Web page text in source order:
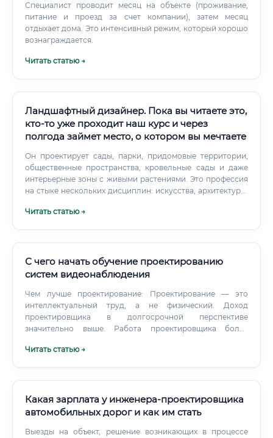
Специалист проводит месяц на объекте (проживание,
питание и проезд за счет компании), затем месяц
отдыхает дома. Это интенсивный режим, который хорошо
вознаграждается.
Читать статью →
Ландшафтный дизайнер. Пока вы читаете это,
кто-то уже проходит наш курс и через
полгода займет место, о котором вы мечтаете
Он проектирует сады, парки, придомовые территории,
общественные пространства, кровельные сады и даже
интерьерные зоны с живыми растениями. Это профессия
на стыке нескольких дисциплин: искусства, архитектуры,
одновременно обладать художественным вкусом, знать
Читать статью →
С чего начать обучение проектированию
систем видеонаблюдения
Чем лучше проектирование: Проектирование — это
интеллектуальный труд, а не физический. Доход
проектировщика в долгосрочной перспективе
значительно выше. Работа проектировщика более
инженерных головоломок, а не выполнение инструкций.
Читать статью →
Какая зарплата у инженера-проектировщика
автомобильных дорог и как им стать
Выезды на объект, решение возникающих в процессе